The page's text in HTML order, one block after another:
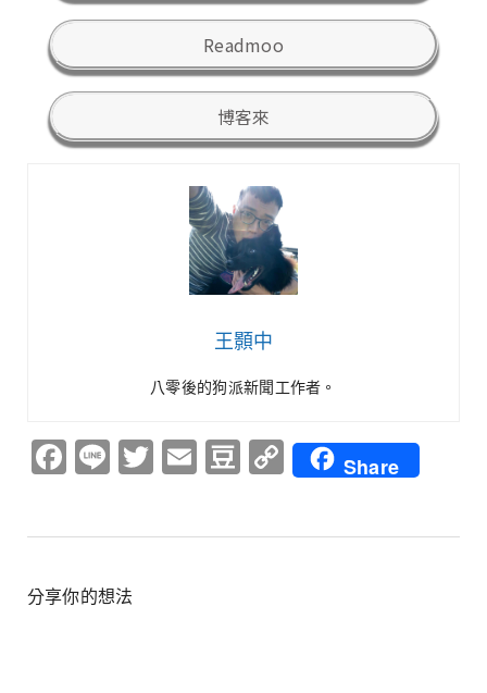
Readmoo
博客來
王顥中
八零後的狗派新聞工作者。
Facebook
LineTwitter
EmailDouban
CopyShare
分享你的想法